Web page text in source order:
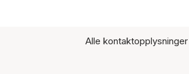
Alle kontaktopplysninger